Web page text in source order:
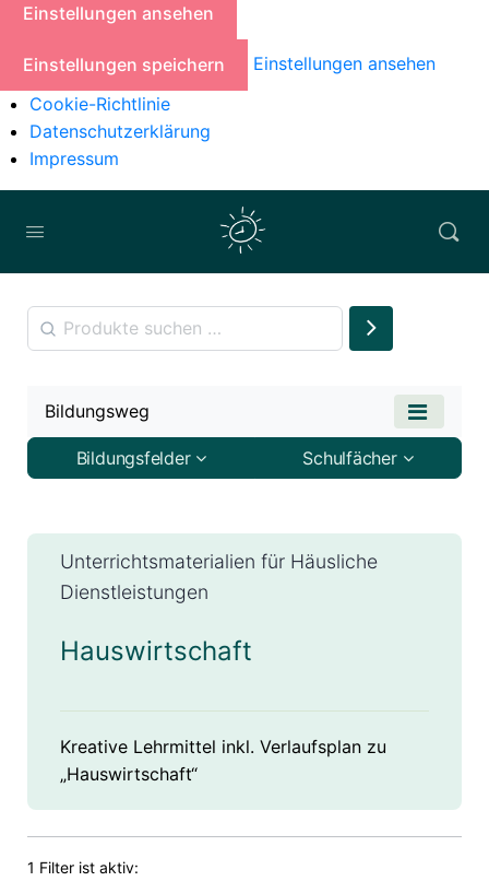
Einstellungen ansehen
Einstellungen speichern
Einstellungen ansehen
Cookie-Richtlinie
Datenschutzerklärung
Impressum
Unterrichtsmaterialien für Häusliche
Dienstleistungen
Hauswirtschaft
Kreative Lehrmittel inkl. Verlaufsplan zu
„Hauswirtschaft“
1 Filter ist aktiv:
Bildungsweg
Bildungsfelder Schulfächer